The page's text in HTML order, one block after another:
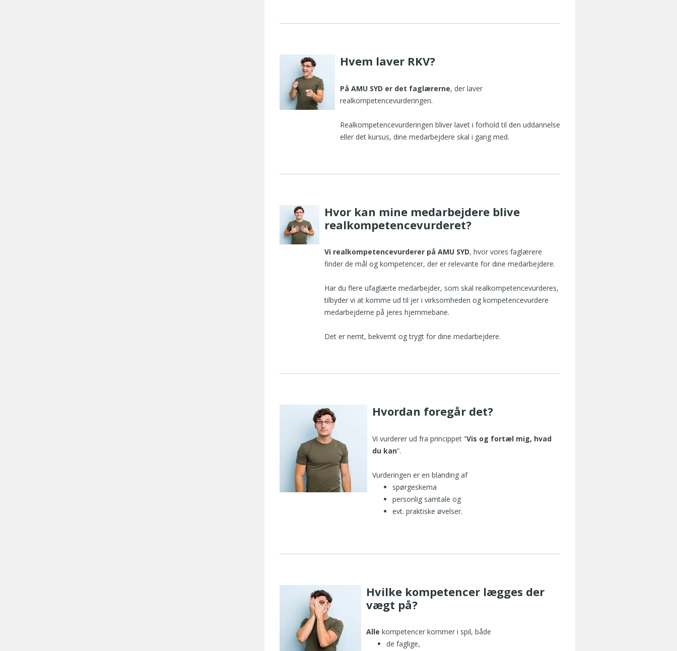
Hvem laver RKV?
På AMU SYD er det faglærerne, der laver
realkompetencevurderingen.
Realkompetencevurderingen bliver lavet i forhold til den uddannelse
eller det kursus, dine medarbejdere skal i gang med.
Hvor kan mine medarbejdere blive
realkompetencevurderet?
Vi realkompetencevurderer på AMU SYD, hvor vores faglærere
finder de mål og kompetencer, der er relevante for dine medarbejdere.
Har du flere ufaglærte medarbejder, som skal realkompetencevurderes,
tilbyder vi at komme ud til jer i virksomheden og kompetencevurdere
medarbejderne på jeres hjemmebane.
Det er nemt, bekvemt og trygt for dine medarbejdere.
Hvordan foregår det?
Vi vurderer ud fra princippet ”Vis og fortæl mig, hvad
du kan”.
Vurderingen er en blanding af
spørgeskema
personlig samtale og
evt. praktiske øvelser.
Hvilke kompetencer lægges der
vægt på?
Allekompetencer kommer i spil, både
de faglige,